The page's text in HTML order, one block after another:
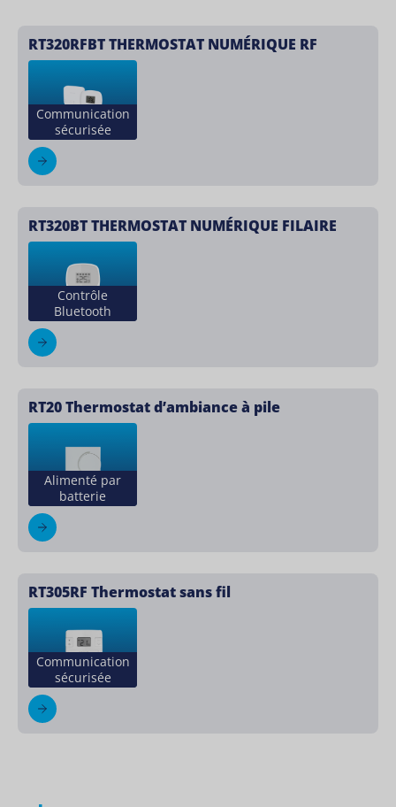
RT320RFBT THERMOSTAT NUMÉRIQUE RF
Communication
sécurisée
RT320BT THERMOSTAT NUMÉRIQUE FILAIRE
Contrôle
Bluetooth
RT20 Thermostat d’ambiance à pile
Alimenté par
batterie
RT305RF Thermostat sans fil
Communication
sécurisée